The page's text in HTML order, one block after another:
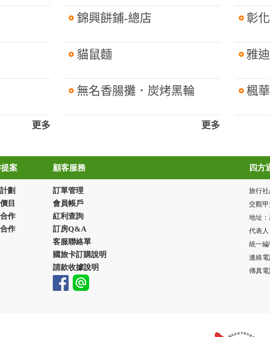
更多
錦興餅鋪-總店
貓鼠麵
無名香腸攤．炭烤黑輪
更多
彰
雅
楓